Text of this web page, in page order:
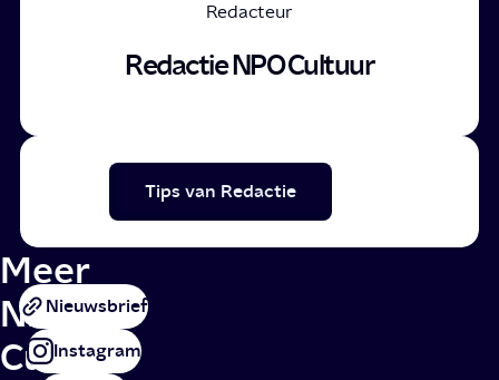
Redacteur
Redactie NPO Cultuur
Tips van Redactie
Meer
NPO
Cultuur
Nieuwsbrief
Instagram